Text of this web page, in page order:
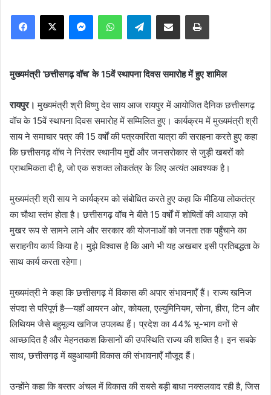
Facebook
X MessengerWhatsAppTelegramShare via Email Print
मुख्यमंत्री ‘छत्तीसगढ़ वॉच’ के 15वें स्थापना दिवस समारोह में हुए शामिल
रायपुर। मुख्यमंत्री श्री विष्णु देव साय आज रायपुर में आयोजित दैनिक छत्तीसगढ़
वॉच के 15वें स्थापना दिवस समारोह में सम्मिलित हुए। कार्यक्रम में मुख्यमंत्री श्री
साय ने समाचार पत्र की 15 वर्षों की पत्रकारिता यात्रा की सराहना करते हुए कहा
कि छत्तीसगढ़ वॉच ने निरंतर स्थानीय मुद्दों और जनसरोकार से जुड़ी खबरों को
प्राथमिकता दी है, जो एक सशक्त लोकतंत्र के लिए अत्यंत आवश्यक है।
मुख्यमंत्री श्री साय ने कार्यक्रम को संबोधित करते हुए कहा कि मीडिया लोकतंत्र
का चौथा स्तंभ होता है। छत्तीसगढ़ वॉच ने बीते 15 वर्षों में शोषितों की आवाज़ को
मुखर रूप से सामने लाने और सरकार की योजनाओं को जनता तक पहुँचाने का
सराहनीय कार्य किया है। मुझे विश्वास है कि आगे भी यह अखबार इसी प्रतिबद्धता के
साथ कार्य करता रहेगा।
मुख्यमंत्री ने कहा कि छत्तीसगढ़ में विकास की अपार संभावनाएँ हैं। राज्य खनिज
संपदा से परिपूर्ण है—यहाँ आयरन ओर, कोयला, एल्युमिनियम, सोना, हीरा, टिन और
लिथियम जैसे बहुमूल्य खनिज उपलब्ध हैं। प्रदेश का 44% भू-भाग वनों से
आच्छादित है और मेहनतकश किसानों की उपस्थिति राज्य की शक्ति है। इन सबके
साथ, छत्तीसगढ़ में बहुआयामी विकास की संभावनाएँ मौजूद हैं।
उन्होंने कहा कि बस्तर अंचल में विकास की सबसे बड़ी बाधा नक्सलवाद रही है, जिस